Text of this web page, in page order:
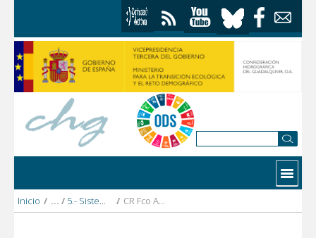
Contactar
Inicio / 5.- Sistema Guadiana Menor / CR Fco Abellan 2019 DEFINITIVO.pdf